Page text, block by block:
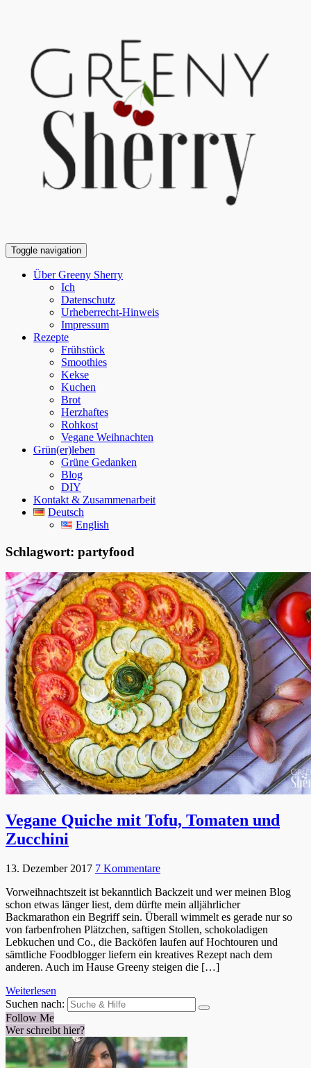
Toggle navigation
Über Greeny Sherry
Ich
Datenschutz
Urheberrecht-Hinweis
Impressum
Rezepte
Frühstück
Smoothies
Kekse
Kuchen
Brot
Herzhaftes
Rohkost
Vegane Weihnachten
Grün(er)leben
Grüne Gedanken
Blog
DIY
Kontakt & Zusammenarbeit
Deutsch
English
Schlagwort: partyfood
Vegane Quiche mit Tofu, Tomaten und
Zucchini
13. Dezember 2017 7 Kommentare
Vorweihnachtszeit ist bekanntlich Backzeit und wer meinen Blog
schon etwas länger liest, dem dürfte mein alljährlicher
Backmarathon ein Begriff sein. Überall wimmelt es gerade nur so
von farbenfrohen Plätzchen, saftigen Stollen, schokoladigen
Lebkuchen und Co., die Backöfen laufen auf Hochtouren und
sämtliche Foodblogger liefern ein kreatives Rezept nach dem
anderen. Auch im Hause Greeny steigen die […]
Weiterlesen
Suchen nach:
Follow Me
Wer schreibt hier?